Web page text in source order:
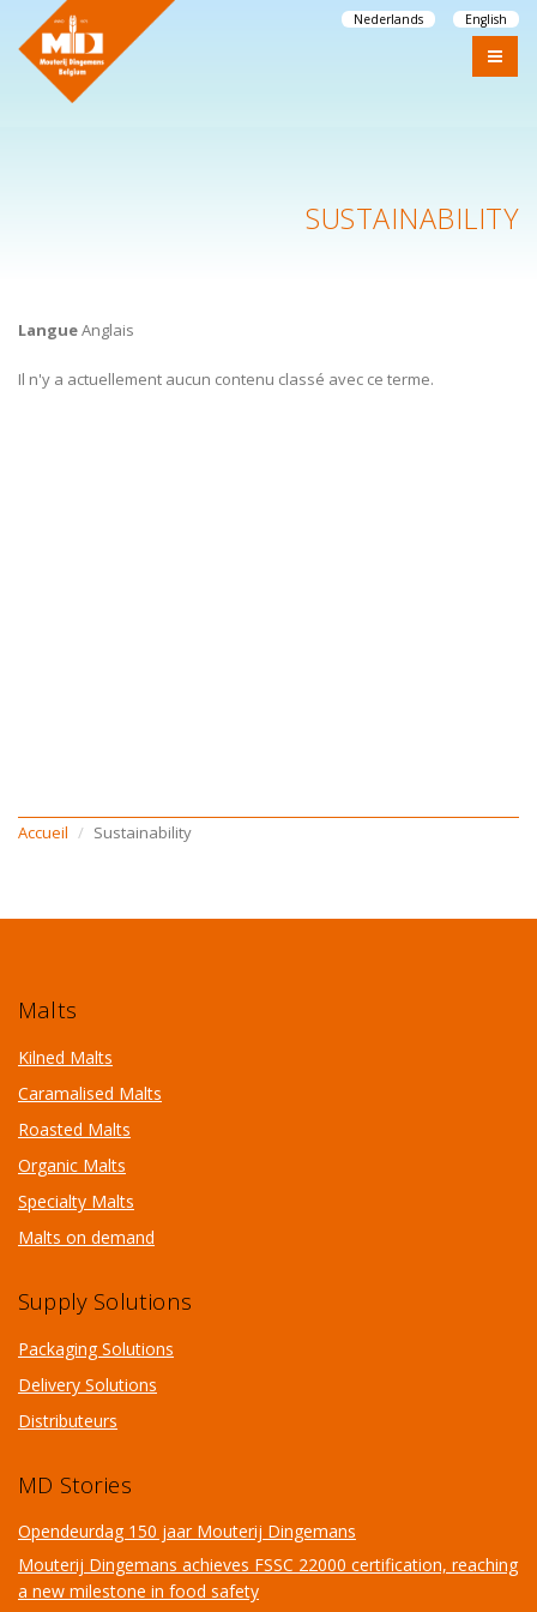
Nederlands English
SUSTAINABILITY
LangueAnglais
Il n'y a actuellement aucun contenu classé avec ce terme.
Accueil Sustainability
Malts
Kilned Malts
Caramalised Malts
Roasted Malts
Organic Malts
Specialty Malts
Malts on demand
Supply Solutions
Packaging Solutions
Delivery Solutions
Distributeurs
MD Stories
Opendeurdag 150 jaar Mouterij Dingemans
Mouterij Dingemans achieves FSSC 22000 certification, reaching
a new milestone in food safety